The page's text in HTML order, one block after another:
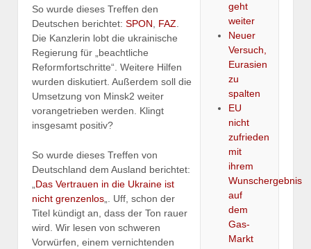
So wurde dieses Treffen den
Deutschen berichtet: SPON FAZ
Die Kanzlerin lobt die ukrainische
Regierung für „beachtliche
Reformfortschritte“. Weitere Hilfen
wurden diskutiert. Außerdem soll die
Umsetzung von Minsk2 weiter
vorangetrieben werden. Klingt
insgesamt positiv?
So wurde dieses Treffen von
Deutschland dem Ausland berichtet:
„Das Vertrauen in die Ukraine ist
nicht grenzenlos„. Uff, schon der
Titel kündigt an, dass der Ton rauer
wird. Wir lesen von schweren
Vorwürfen, einem vernichtenden
geht
weiter
Neuer
Versuch,
Eurasien
zu
spalten
EU
nicht
zufrieden
mit
ihrem
Wunschergebnis
auf
dem
Gas-
Markt